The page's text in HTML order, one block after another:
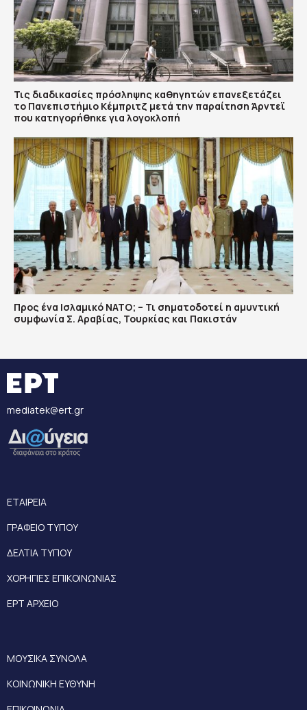
Τις διαδικασίες πρόσληψης καθηγητών επανεξετάζει
το Πανεπιστήμιο Κέμπριτζ μετά την παραίτηση Άρντεϊ
που κατηγορήθηκε για λογοκλοπή
Προς ένα Ισλαμικό ΝΑΤΟ; – Τι σηματοδοτεί η αμυντική
συμφωνία Σ. Αραβίας, Τουρκίας και Πακιστάν
mediatek@ert.gr
ΕΤΑΙΡΕΙΑ
ΓΡΑΦΕΙΟ ΤΥΠΟΥ
ΔΕΛΤΙΑ ΤΥΠΟΥ
ΧΟΡΗΓΙΕΣ ΕΠΙΚΟΙΝΩΝΙΑΣ
ΕΡΤ ΑΡΧΕΙΟ
ΜΟΥΣΙΚΑ ΣΥΝΟΛΑ
ΚΟΙΝΩΝΙΚΗ ΕΥΘΥΝΗ